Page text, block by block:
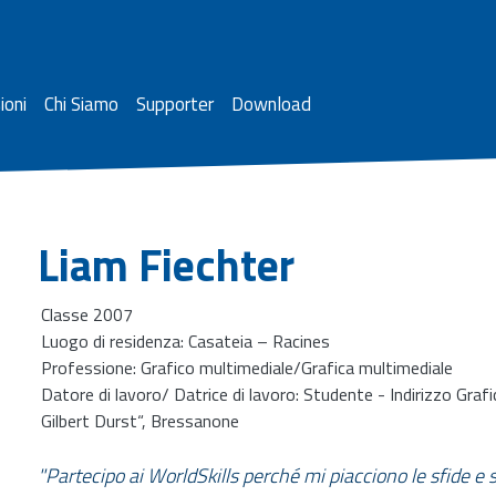
Chi Siamo Supporter Download
Liam Fiechter
Classe 2007
Luogo di residenza: Casateia – Racines
Professione: Grafico multimediale/Grafica multimediale
Datore di lavoro/ Datrice di lavoro: Studente - Indirizzo
Gilbert Durst“, Bressanone
"Partecipo ai WorldSkills perché mi piacciono le sfide